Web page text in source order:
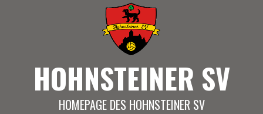
HOHNSTEINER SV
HOMEPAGE DES HOHNSTEINER SV